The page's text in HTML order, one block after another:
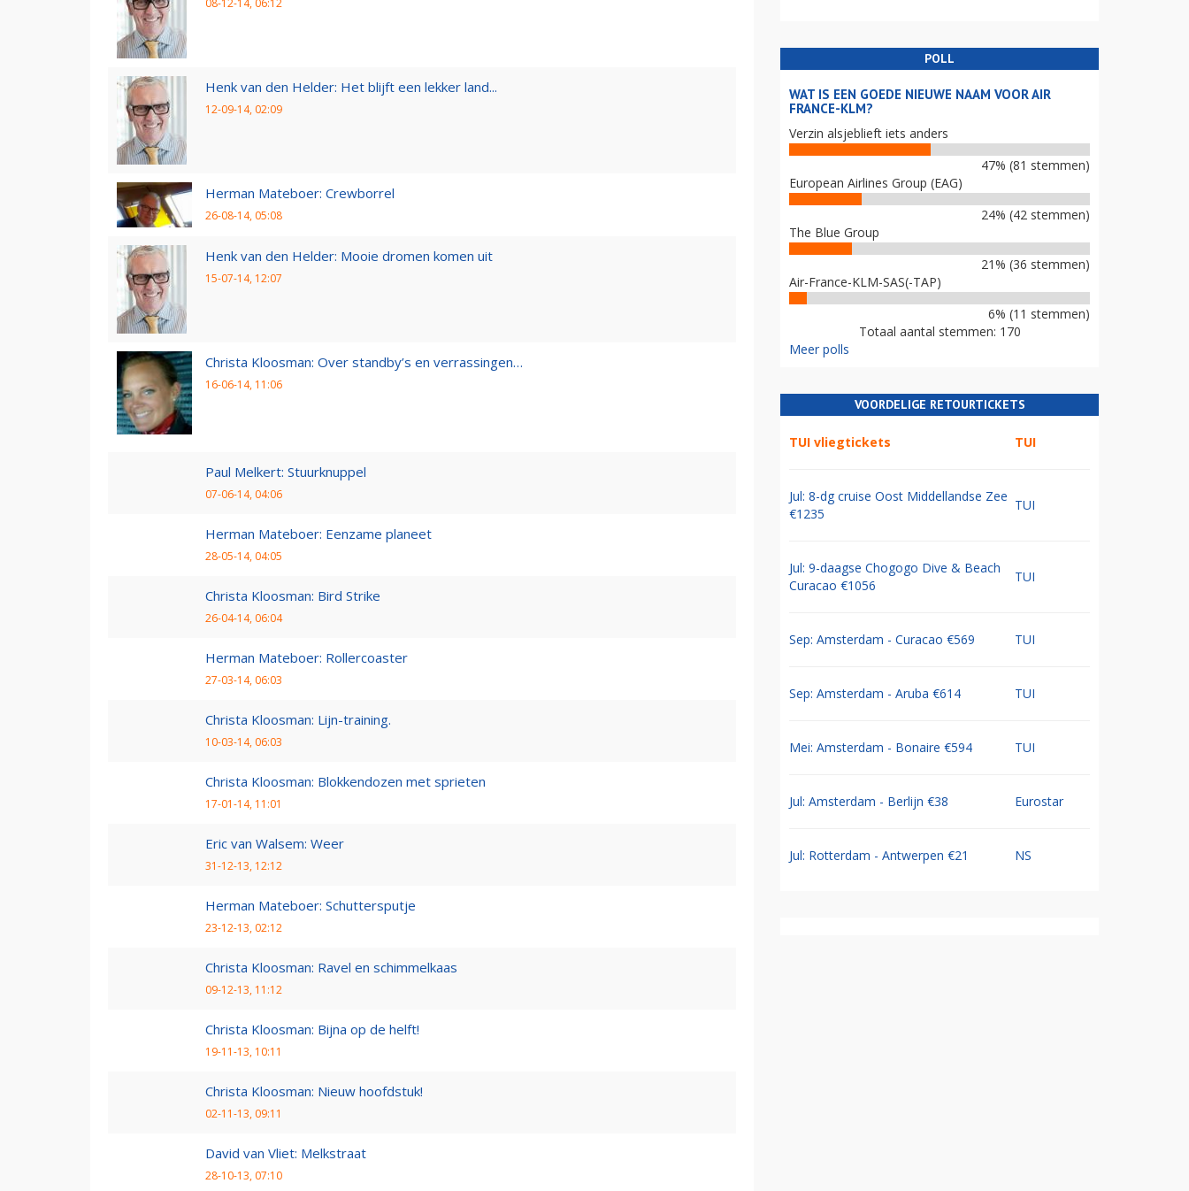
Henk van den Helder: Het blijft een lekker land...
12-09-14, 02:09
Herman Mateboer: Crewborrel
26-08-14, 05:08
Henk van den Helder: Mooie dromen komen uit
15-07-14, 12:07
Christa Kloosman: Over standby’s en verrassingen…
16-06-14, 11:06
Paul Melkert: Stuurknuppel
07-06-14, 04:06
Herman Mateboer: Eenzame planeet
28-05-14, 04:05
Christa Kloosman: Bird Strike
26-04-14, 06:04
Herman Mateboer: Rollercoaster
27-03-14, 06:03
Christa Kloosman: Lijn-training.
10-03-14, 06:03
Christa Kloosman: Blokkendozen met sprieten
17-01-14, 11:01
Eric van Walsem: Weer
31-12-13, 12:12
Herman Mateboer: Schuttersputje
23-12-13, 02:12
Christa Kloosman: Ravel en schimmelkaas
09-12-13, 11:12
Christa Kloosman: Bijna op de helft!
19-11-13, 10:11
Christa Kloosman: Nieuw hoofdstuk!
02-11-13, 09:11
David van Vliet: Melkstraat
28-10-13, 07:10
POLL
WAT IS EEN GOEDE NIEUWE NAAM VOOR AIR
FRANCE-KLM?
Verzin alsjeblieft iets anders
47% (81 stemmen)
European Airlines Group (EAG)
24% (42 stemmen)
The Blue Group
21% (36 stemmen)
Air-France-KLM-SAS(-TAP)
6% (11 stemmen)
Totaal aantal stemmen: 170
Meer polls
VOORDELIGE RETOURTICKETS
TUI vliegtickets TUI
Jul: 8-dg cruise Oost Middellandse Zee
€1235
TUI
Jul: 9-daagse Chogogo Dive & Beach
Curacao €1056
TUI
Sep: Amsterdam - Curacao €569 TUI
Sep: Amsterdam - Aruba €614 TUI
Mei: Amsterdam - Bonaire €594 TUI
Jul: Amsterdam - Berlijn €38 Eurostar
Jul: Rotterdam - Antwerpen €21 NS